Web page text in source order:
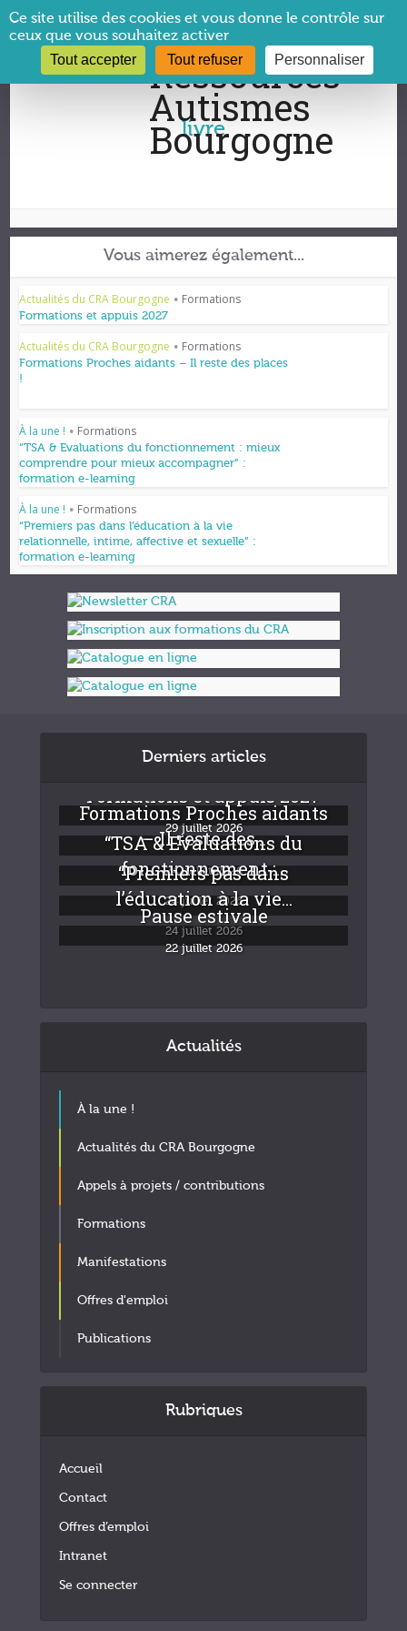
Vous êtes ici :CRA Bourgogne→livre
livre
Vous aimerez également...
Actualités du CRA Bourgogne • Formations
Formations et appuis 2027
Actualités du CRA Bourgogne • Formations
Formations Proches aidants – Il reste des places
!
À la une ! • Formations
“TSA & Evaluations du fonctionnement : mieux
comprendre pour mieux accompagner” :
formation e-learning
À la une ! • Formations
“Premiers pas dans l’éducation à la vie
relationnelle, intime, affective et sexuelle” :
formation e-learning
Derniers articles
Formations et appuis 2027
29 juillet 2026
Formations Proches aidants
– Il reste des...
24 juillet 2026
“TSA & Evaluations du
fonctionnement :...
24 juillet 2026
“Premiers pas dans
l’éducation à la vie...
24 juillet 2026
Pause estivale
22 juillet 2026
Actualités
À la une !
Actualités du CRA Bourgogne
Appels à projets / contributions
Formations
Manifestations
Offres d'emploi
Publications
Rubriques
Accueil
Contact
Offres d’emploi
Intranet
Se connecter
Panneau de gestion des cookies
Ce site utilise des cookies et vous donne le contrôle sur
ceux que vous souhaitez activer
Tout accepter Tout refuser Personnaliser